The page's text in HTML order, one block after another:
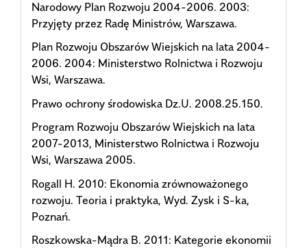
Narodowy Plan Rozwoju 2004-2006. 2003:
Przyjęty przez Radę Ministrów, Warszawa.
Plan Rozwoju Obszarów Wiejskich na lata 2004-
2006. 2004: Ministerstwo Rolnictwa i Rozwoju
Wsi, Warszawa.
Prawo ochrony środowiska Dz.U. 2008.25.150.
Program Rozwoju Obszarów Wiejskich na lata
2007-2013, Ministerstwo Rolnictwa i Rozwoju
Wsi, Warszawa 2005.
Rogall H. 2010: Ekonomia zrównoważonego
rozwoju. Teoria i praktyka, Wyd. Zysk i S-ka,
Poznań.
Roszkowska-Mądra B. 2011: Kategorie ekonomii